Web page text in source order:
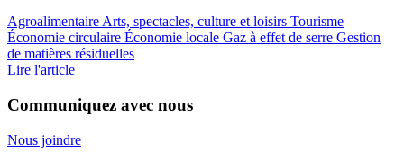
AgroalimentaireArts, spectacles, culture et loisirs Tourisme
Économie circulaire Économie locale Gaz à effet de serre Gestion
de matières résiduelles
Lire l'article
Communiquez avec nous
Nous joindre